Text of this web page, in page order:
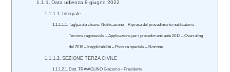
Data udienza 8 giugno 2022
Integrale
Tag/parola chiave: Notificazione – Ripresa del procedimento notificatorio –
Termine ragionevole – Applicazione per i procedimenti ante 2012 – Overruling
del 2016 – Inapplicabilità – Procura speciale – Nozione
SEZIONE TERZA CIVILE
Dott. TRAVAGLINO Giacomo – Presidente